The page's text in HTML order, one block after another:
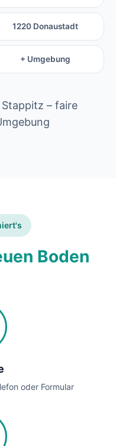
1220 Donaustadt
+ Umgebung
– faire
Boden
oder Formular